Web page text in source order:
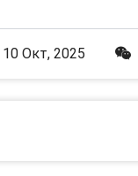
10 Окт, 2025